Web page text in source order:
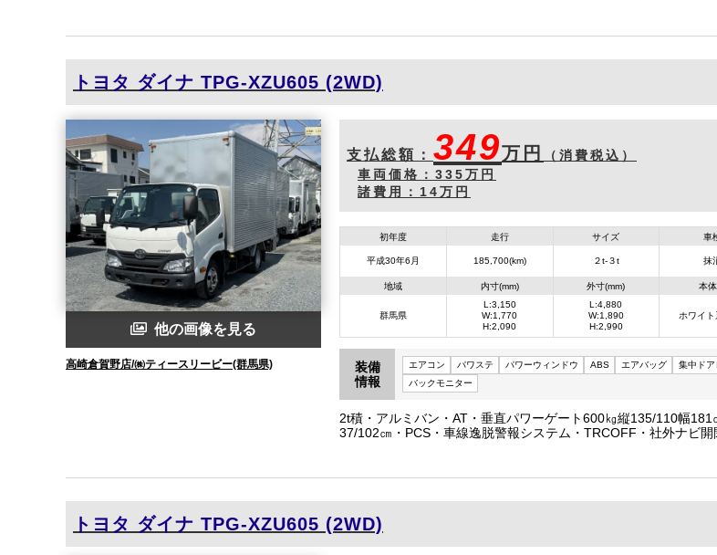
トヨタ ダイナ TPG-XZU605 (2WD)
他の画像を見る
高崎倉賀野店/㈱ティースリービー(群馬県)
支払総額： 349万円
（消費税込）
車両価格： 335万円
諸費用： 14万円
初年度
平成30年6月
走行
185,700(km)
サイズ
２t-３t
車
抹
地域
群馬県
内寸(mm)
L:3,150
W:1,770
H:2,090
外寸(mm)
L:4,880
W:1,890
H:2,990
本
ホワイト
装備
情報
エアコン パワステ パワーウィンドウ ABS エアバッグ 集中ドア
バックモニター
2t積・アルミバン・AT・垂直パワーゲート600㎏縦135/110幅
37/102㎝・PCS・車線逸脱警報システム・TRCOFF・社外ナビ
トヨタ ダイナ TPG-XZU605 (2WD)